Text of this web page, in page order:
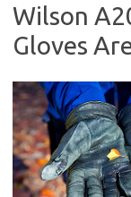
Wilson
Gloves